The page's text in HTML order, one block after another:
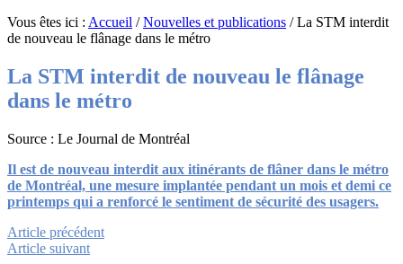
Vous êtes ici : Accueil /Nouvelles et publications /La STM interdit
de nouveau le flânage dans le métro
La STM interdit de nouveau le flânage
dans le métro
Source : Le Journal de Montréal
Il est de nouveau interdit aux itinérants de flâner dans le métro
de Montréal, une mesure implantée pendant un mois et demi ce
printemps qui a renforcé le sentiment de sécurité des usagers.
Article précédent
Article suivant